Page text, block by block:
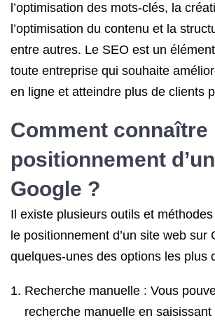
l’optimisation des mots-clés, la
l’optimisation du contenu et la
entre autres. Le SEO est un
toute entreprise qui souhaite
en ligne et atteindre plus de clients
Comment connaître
positionnement
Google ?
Il existe plusieurs outils et
le positionnement d’un site web sur
quelques-unes des options les plus
Recherche manuelle : Vous
recherche manuelle en